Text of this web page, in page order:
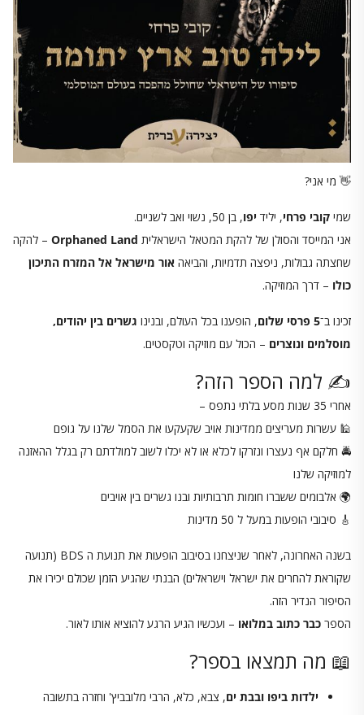
👋 מי אני?
שמי קובי פרחי, יליד יפו, בן 50, נשוי ואב לשניים.
אני המייסד והסולן של להקת המטאל הישראלית Orphaned Land – להקה
שחצתה גבולות, ניפצה תדמיות, והביאה אור מישראל אל המזרח התיכון
כולו – דרך המוזיקה.
זכינו ב־5 פרסי שלום , הופענו בכל העולם, ובנינו גשרים בין יהודים,
מוסלמים ונוצרים – הכול עם מוזיקה וטקסטים.
✍️ למה הספר הזה?
אחרי 35 שנות מסע בלתי נתפס –
🕌 עשרות מעריצים ממדינות אויב שקעקעו את הסמל שלנו על גופם
🚔 חלקם אף נעצרו ונזרקו לכלא או לא יכלו לשוב למולדתם רק בגלל ההאזנה
למוזיקה שלנו
🌍 אלבומים ששברו חומות תרבותיות ובנו גשרים בין אויבים
🎸 סיבובי הופעות במעל ל 50 מדינות
בשנה האחרונה, לאחר שניצחנו בסיבוב הופעות את תנועת ה BDS (תנועה
שקוראת להחרים את ישראל וישראלים) הבנתי שהגיע הזמן שכולם יכירו את
הסיפור הנדיר הזה.
הספר כבר כתוב במלואו – ועכשיו הגיע הרגע להוציא אותו לאור.
📖 מה תמצאו בספר?
ילדות ביפו ובבת ים, צבא, כלא, הרבי מלובביץ' וחזרה בתשובה